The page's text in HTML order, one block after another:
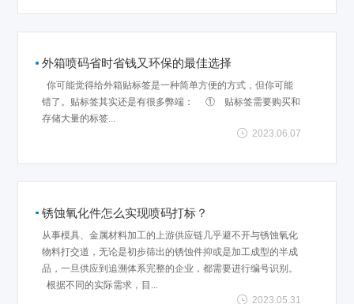
外箱喷码省时省钱又环保的最佳选择
你可能觉得给外箱贴标签是一种简单方便的方式，但你可能
错了。贴标签其实还是有很多弊端： ① 贴标签需要购买和
存储大量的标签...
2023.06.07
锈蚀氧化件怎么实现喷码打标？
从事模具、金属材料加工的上游供应链几乎避不开与锈蚀氧化
物料打交道，无论是初步筛出的锈蚀件抑或是加工成型的半成
品，一旦供应到追溯体系完整的企业，都需要进行编号识别。
根据不同的实际需求，目...
2023.05.31